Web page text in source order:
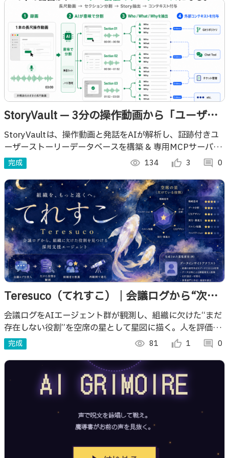
StoryVault — 3分の操作動画から「ユーザー
価値のデータベース」を育てるAIエージェン
ト
StoryVaultは、操作動画と発話をAIが解析し、証跡付きユ
ーザーストーリーデータベースを構築 & 専用MCPサーバー
で外部AIへ接続。プロダクト開発特化のデータ基盤です。
完成 visibility 134 thumb_up_alt 3 comment 0
Teresuco（てれすこ）｜会議ログから“次に
採るべき役割”を生成する組織の望遠鏡
会議ログをAIエージェント群が観測し、組織に欠けた“まだ
存在しない役割”を空席の星として星図に描く。人を評価せ
ず、関係を設計する。観測→採用→再観測をまわす、組織の
ための望遠鏡。
完成 visibility 81 thumb_up_alt 1 comment 0